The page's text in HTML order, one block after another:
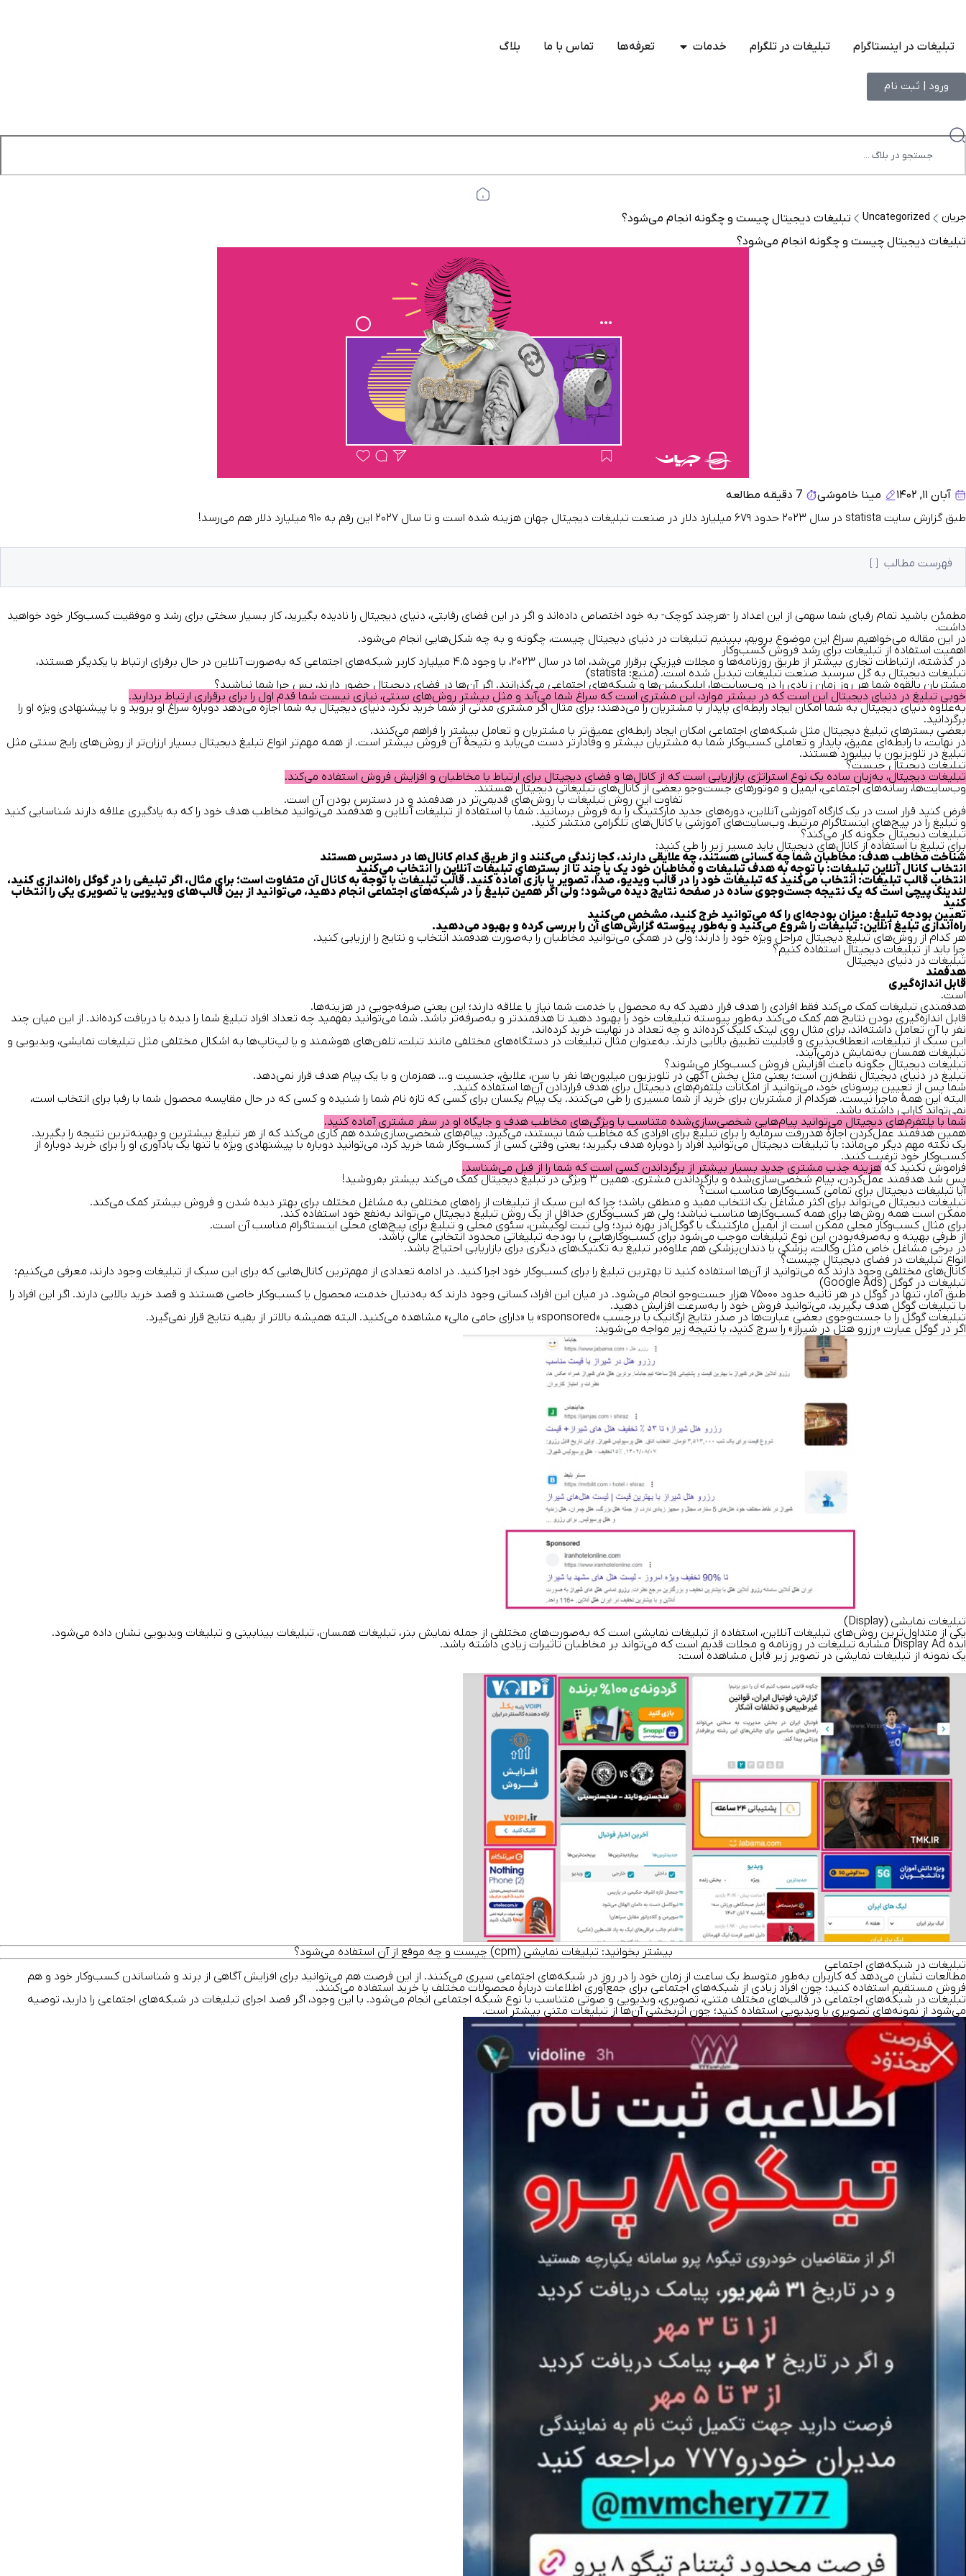
تبلیغات در اینستاگرام تبلیغات در تلگرام خدمات تعرفه‌ها تماس با ما بلاگ
ورود | ثبت نام
جریان Uncategorized
تبلیغات دیجیتال چیست و چگونه انجام می‌شود؟
تبلیغات دیجیتال چیست و چگونه انجام می‌شود؟
آبان ۱۱, ۱۴۰۲ مینا خاموشی
7 دقیقه مطالعه
طبق گزارش سایت statista در سال ۲۰۲۳ حدود ۶۷۹ میلیارد دلار در صنعت تبلیغات دیجیتال جهان هزینه شده است و تا سال ۲۰۲۷ این رقم به ۹۱۰ میلیارد دلار هم می‌رسد!
فهرست مطالب
مطمئن باشید تمام رقبای شما سهمی از این اعداد را -هرچند کوچک- به خود اختصاص داده‌اند و اگر در این فضای رقابتی، دنیای دیجیتال را نادیده بگیرید، کار بسیار سختی برای رشد و موفقیت کسب‌وکار خود خواهید
داشت.
در این مقاله می‌خواهیم سراغ این موضوع برویم، ببینیم تبلیغات در دنیای دیجیتال چیست، چگونه و به چه شکل‌هایی انجام می‌شود.
اهمیت استفاده از تبلیغات برای رشد فروش کسب‌وکار
در گذشته، ارتباطات تجاری بیشتر از طریق روزنامه‌ها و مجلات فیزیکی برقرار می‌شد، اما در سال ۲۰۲۳، با وجود
۴.۵ میلیارد
کاربر شبکه‌های اجتماعی که به‌صورت آنلاین در حال برقرای ارتباط با یکدیگر هستند،
تبلیغات دیجیتال به گل سرسبد صنعت تبلیغات تبدیل شده است. (منبع: statista
)
مشتریان بالقوه شما هر روز زمان زیادی را در وب‌سایت‌ها، اپلیکیشن‌ها و شبکه‌های اجتماعی می‌گذرانند. اگر آن‌ها در فضای دیجیتال حضور دارند، پس چرا شما نباشید؟
خوبی تبلیغ در دنیای دیجیتال این است که در بیشتر موارد، این مشتری است که سراغ شما می‌آید و مثل بیشتر روش‌های سنتی، نیازی نیست شما قدم اول را برای برقراری ارتباط بردارید.
به‌علاوه دنیای دیجیتال به شما امکان ایجاد رابطه‌ای پایدار با مشتریان را می‌دهند؛ برای مثال اگر مشتری مدتی از شما خرید نکرد، دنیای دیجیتال به شما اجازه می‌دهد دوباره سراغ او بروید و با پیشنهادی ویژه او را
برگردانید.
بعضی بسترهای تبلیغ دیجیتال مثل شبکه‌های اجتماعی امکان ایجاد رابطه‌ای عمیق‌تر با مشتریان و تعامل بیشتر را فراهم می‌کنند.
در نهایت، با رابطه‌ای عمیق، پایدار و تعاملی کسب‌وکار شما به مشتریان بیشتر و وفادارتر دست می‌یابد و نتیجهٔ آن فروش بیشتر است. از همه مهم‌تر انواع تبلیغ دیجیتال بسیار ارزان‌تر از روش‌های رایج سنتی مثل
تبلیغ در تلویزیون یا بیلبورد هستند.
تبلیغات دیجیتال چیست؟
تبلیغات دیجیتال، به‌زبان ساده یک نوع استراتژی بازاریابی است که از کانال‌ها و فضای دیجیتال برای ارتباط با مخاطبان و افزایش فروش استفاده می‌کند.
وب‌سایت‌ها، رسانه‌های اجتماعی، ایمیل و موتورهای جست‌وجو بعضی از کانال‌های تبلیغاتی دیجیتال هستند.
تفاوت این روش تبلیغات با روش‌های قدیمی‌تر درهدفمند و در دسترس بودن آن است.
فرض کنید قرار است در یک کارگاه آموزشی آنلاین، دوره‌های جدید مارکتینگ را به فروش برسانید. شما با استفاده از تبلیغات آنلاین و هدفمند می‌توانید مخاطب هدف خود را که به یادگیری علاقه دارند شناسایی کنید
و تبلیغ را در پیج‌های اینستاگرام مرتبط، وب‌سایت‌های آموزشی یا کانال‌های تلگرامی منتشر کنید.
تبلیغات دیجیتال چگونه کار می‌کند؟
برای تبلیغ با استفاده از کانال‌های دیجیتال باید مسیر زیر را طی کنید:
شناخت مخاطب هدف: مخاطبان شما چه کسانی هستند، چه علایقی دارند، کجا زندگی می‌کنند و از طریق کدام کانال‌ها در دسترس هستند
انتخاب کانال آنلاین تبلیغات: با توجه به هدف تبلیغات و مخاطبان خود یک یا چند تا از بسترهای تبلیغات آنلاین را انتخاب می‌کنید
انتخاب قالب تبلیغات: انتخاب می‌کنید که تبلیغات خود را در قالب ویدیو، صدا، تصویر یا بازی آماده کنید. قالب تبلیغات با توجه به کانال آن متفاوت است؛ برای مثال، اگر تبلیغی را در گوگل راه‌اندازی کنید،
لندینگ‌پیچی است که یک نتیجه جست‌وجوی ساده در صفحه نتایج دیده می‌شود؛ ولی اگر همین تبلیغ را در شبکه‌های اجتماعی انجام دهید، می‌توانید از بین قالب‌های ویدیویی یا تصویری یکی را انتخاب
کنید
تعیین بودجه تبلیغ: میزان بودجه‌ای را که می‌توانید خرج کنید، مشخص می‌کنید
راه‌اندازی تبلیغ آنلاین: تبلیغات را شروع می‌کنید و به‌طور پیوسته گزارش‌های آن را بررسی کرده و بهبود می‌دهید.
هر کدام از روش‌های تبلیغ دیجیتال مراحل ویژه خود را دارند؛ ولی در همگی می‌توانید مخاطبان را به‌صورت هدفمند انتخاب و نتایج را ارزیابی کنید.
چرا باید از تبلیغات دیجیتال استفاده کنیم؟
تبلیغات در دنیای دیجیتال
هدفمند
قابل اندازه‌گیری
است.
هدفمندی تبلیغات کمک می‌کند فقط افرادی را هدف قرار دهید که به محصول یا خدمت شما نیاز یا علاقه دارند؛ این یعنی صرفه‌جویی در هزینه‌ها.
قابل اندازه‌گیری بودن نتایج هم کمک می‌کند به‌طور پیوسته تبلیغات خود را بهبود دهید تا هدفمندتر و به‌صرفه‌تر باشد. شما می‌توانید بفهمید چه تعداد افراد تبلیغ شما را دیده یا دریافت کرده‌اند. از این میان چند
نفر با آن تعامل داشته‌اند، برای مثال روی لینک کلیک کرده‌اند و چه تعداد در نهایت خرید کرده‌اند.
این سبک از تبلیغات، انعطاف‌پذیری و قابلیت تطبیق بالایی دارند. به‌عنوان مثال تبلیغات در دستگاه‌های مختلفی مانند تبلت، تلفن‌های هوشمند و یا لپ‌تاپ‌ها به اشکال مختلفی مثل تبلیغات نمایشی، ویدیویی و
تبلیغات همسان به‌نمایش درمی‌آیند.
تبلیغات دیجیتال چگونه باعث افزایش فروش کسب‌وکار می‌شوند؟
تبلیغ در دنیای دیجیتال نقطه‌زن است؛ یعنی مثل پخش آگهی در تلویزیون میلیون‌ها نفر با سن، علایق، جنسیت و… همزمان و با یک پیام هدف قرار نمی‌دهد.
شما پس از تعیین پرسونای خود، می‌توانید از امکانات پلتفرم‌های دیجیتال برای هدف قراردادن آن‌ها استفاده کنید.
البته این همهٔ ماجرا نیست. هرکدام از مشتریان برای خرید از شما مسیری را طی می‌کنند. یک پیام یکسان برای کسی که تازه نام شما را شنیده و کسی که در حال مقایسه محصول شما با رقبا برای انتخاب است،
نمی‌تواند کارایی داشته باشد.
شما با پلتفرم‌های دیجیتال می‌توانید پیام‌هایی شخصی‌سازی‌شده متناسب با ویژگی‌های مخاطب هدف و جایگاه او در سفر مشتری آماده کنید.
همین هدفمند عمل‌کردن اجازهٔ هدررفت سرمایه را برای تبلیغ برای افرادی که مخاطب شما نیستند، می‌گیرد. پیام‌های شخصی‌سازی‌شده هم کاری می‌کند که از هر تبلیغ بیشترین و بهینه‌ترین نتیجه را بگیرید.
یک نکته مهم دیگر می‌ماند: با تبلیغات دیجیتال می‌توانید افراد را دوباره هدف بگیرید؛ یعنی وقتی کسی از کسب‌وکار شما خرید کرد، می‌توانید دوباره با پیشنهادی ویژه یا تنها یک یادآوری او را برای خرید دوباره از
کسب‌وکار خود ترغیب کنید.
فراموش نکنید که هزینه جذب مشتری جدید بسیار بیشتر از برگرداندن کسی است که شما را از قبل می‌شناسد.
پس شد هدفمند عمل‌کردن، پیام شخصی‌سازی‌شده و بازگرداندن مشتری.همین ۳ ویژگی در تبلیغ دیجیتال کمک می‌کند بیشتر بفروشید!
آیا تبلیغات دیجیتال برای تمامی کسب‌وکارها مناسب است؟
تبلیغات دیجیتال می‌تواند برای اکثر مشاغل یک انتخاب مفید و منطقی باشد؛ چرا که این سبک از تبلیغات از راه‌های مختلفی به مشاغل مختلف برای بهتر دیده شدن و فروش بیشتر کمک می‌کند.
ممکن است همه روش‌ها برای همه کسب‌وکارها مناسب نباشد؛ ولی هر کسب‌وکاری حداقل از یک روش تبلیغ دیجیتال می‌تواند به‌نفع خود استفاده کند.
برای مثال کسب‌وکار محلی ممکن است از ایمیل مارکتینگ یا گوگل‌ادز بهره نبرد؛ ولی ثبت لوکیشن، سئوی محلی و تبلیغ برای پیج‌های محلی اینستاگرام مناسب آن است.
از طرفی بهینه و به‌صرفه‌بودن این نوع تبلیغات موجب می‌شود برای کسب‌وکارهایی با بودجه تبلیغاتی محدود انتخابی عالی باشد.
در برخی مشاغل خاص مثل وکالت، پزشکی یا دندان‌پزشکی هم علاوه‌بر تبلیغ به تکنیک‌های دیگری برای بازاریابی احتیاج باشد.
‌انواع تبلیغات در فضای دیجیتال چیست؟
کانال‌های مختلفی وجود دارند که می‌توانید از آن‌ها استفاده کنید تا بهترین تبلیغ را برای کسب‌وکار خود اجرا کنید. در ادامه تعدادی از مهم‌ترین کانال‌هایی که برای این سبک از تبلیغات وجود دارند، معرفی می‌کنیم:
تبلیغات در گوگل (Google Ads)
طبقآمار
، تنها در گوگل در هر ثانیه حدود ۷۵۰۰۰ هزار جست‌وجو انجام می‌شود. در میان این افراد، کسانی وجود دارند که به‌دنبال خدمت، محصول یا کسب‌وکار خاصی هستند و قصد خرید بالایی دارند. اگر این افراد را
با تبلیغات گوگل هدف بگیرید، می‌توانید فروش خود را به‌سرعت افزایش دهید.
تبلیغات گوگل را با جست‌وجوی بعضی عبارت‌ها در صدر نتایج ارگانیک با برچسب «sponsored» یا «دارای حامی مالی» مشاهده می‌کنید. البته همیشه بالاتر از بقیه نتایج قرار نمی‌گیرد.
اگر در گوگل عبارت «رزرو هتل در شیراز» را سرچ کنید، با نتیجه زیر مواجه می‌شوید:
تبلیغات نمایشی (Display)
یکی از متداول‌ترین روش‌های تبلیغات آنلاین، استفاده از تبلیغات نمایشی است که به‌صورت‌های مختلفی از جمله نمایش بنر، تبلیغات همسان، تبلیغات بینابینی و تبلیغات ویدیویی نشان داده می‌شود.
ایده Display Ad مشابه تبلیغات در روزنامه و مجلات قدیم است که می‌تواند بر مخاطبان تاثیرات زیادی داشته باشد.
یک نمونه از تبلیغات نمایشی در تصویر زیر قابل مشاهده است:
بیشتر بخوانید: تبلیغات نمایشی(cpm) چیست و چه موقع از آن استفاده می‌شود؟
تبلیغات در شبکه‌های اجتماعی
مطالعات نشان می‌دهد که کاربران به‌طور متوسط یک ساعت از زمان خود را در روز در شبکه‌های اجتماعی سپری می‌کنند. از این فرصت هم می‌توانید برای افزایش آگاهی از برند و شناساندن کسب‌وکار خود و هم
فروش مستقیم استفاده کنید؛ چون افراد زیادی از شبکه‌های اجتماعی برای جمع‌آوری اطلاعات دربارهٔ محصولات مختلف یا خرید استفاده می‌کنند.
تبلیغات در شبکه‌های اجتماعی در قالب‌های مختلف متنی، تصویری، ویدیویی و صوتی متناسب با نوع شبکه اجتماعی انجام می‌شود. با این وجود، اگر قصد اجرای تبلیغات در شبکه‌های اجتماعی را دارید، توصیه
می‌شود از نمونه‌های تصویری یا ویدیویی استفاده کنید؛ چون اثربخشی آن‌ها از تبلیغات متنی بیشتر است.